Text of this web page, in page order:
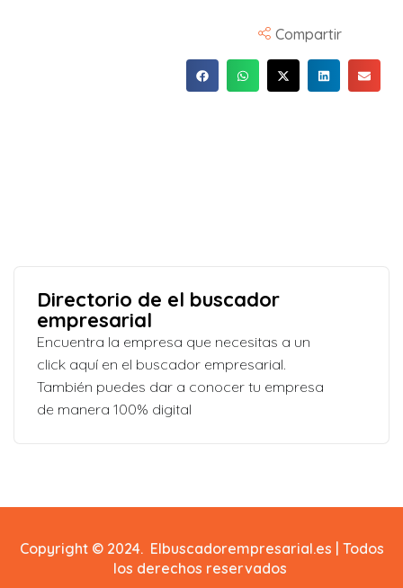
Compartir
Directorio de el buscador
empresarial
Encuentra la empresa que necesitas a un
click aquí en el buscador empresarial.
También puedes dar a conocer tu empresa
de manera 100% digital
Copyright © 2024. Elbuscadorempresarial.es | Todos
los derechos reservados